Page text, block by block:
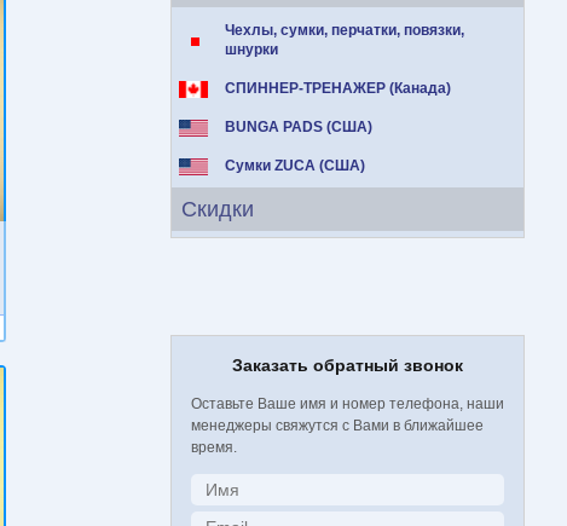
Чехлы, сумки, перчатки, повязки,
шнурки
СПИННЕР-ТРЕНАЖЕР (Канада)
BUNGA PADS (США)
Сумки ZUCA (США)
Скидки
Заказать обратный звонок
Оставьте Ваше имя и номер телефона, наши
менеджеры свяжутся с Вами в ближайшее
время.